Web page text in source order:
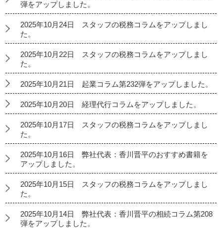
弾をアップしました。
2025年10月24日 スタッフの税務コラムをアップしまし
た。
2025年10月22日 スタッフの税務コラムをアップしまし
た。
2025年10月21日 起業コラム第232弾をアップしました。
2025年10月20日 経理代行コラムをアップしました。
2025年10月17日 スタッフの税務コラムをアップしまし
た。
2025年10月16日 弊社代表：香川晋平のおすすめ書籍を
アップしました。
2025年10月15日 スタッフの税務コラムをアップしまし
た。
2025年10月14日 弊社代表：香川晋平の相続コラム第208
弾をアップしました。